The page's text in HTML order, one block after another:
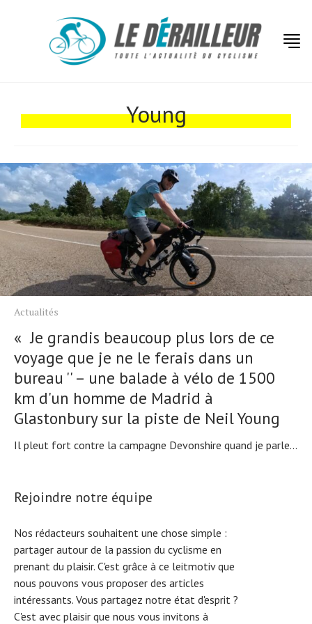
Young
Actualités
« Je grandis beaucoup plus lors de ce
voyage que je ne le ferais dans un
bureau '' – une balade à vélo de 1500
km d'un homme de Madrid à
Glastonbury sur la piste de Neil Young
Il pleut fort contre la campagne Devonshire quand je parle...
Rejoindre notre équipe
Nos rédacteurs souhaitent une chose simple :
partager autour de la passion du cyclisme en
prenant du plaisir. C'est grâce à ce leitmotiv que
nous pouvons vous proposer des articles
intéressants. Vous partagez notre état d'esprit ?
C'est avec plaisir que nous vous invitons à
Actualités
Tests de produits
Tendances
Tous nos articles
À propos